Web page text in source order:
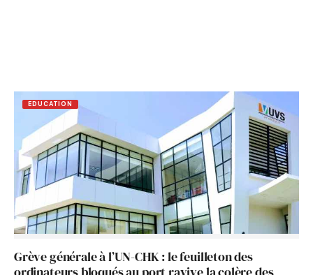
EDUCATION
Grève générale à l’UN-CHK : le feuilleton des